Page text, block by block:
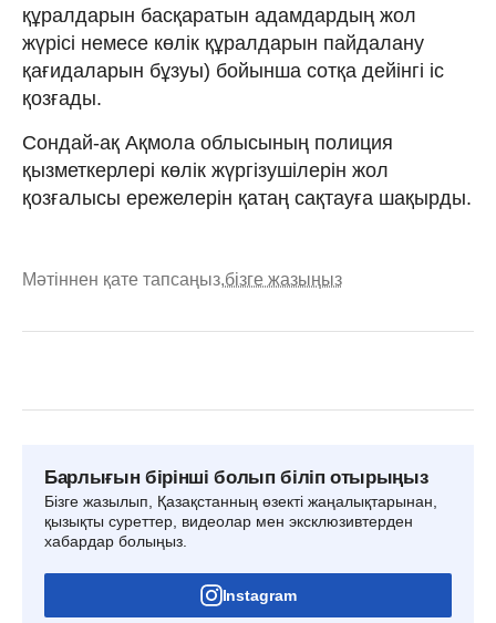
құралдарын басқаратын адамдардың жол
жүрісі немесе көлiк құралдарын пайдалану
қағидаларын бұзуы) бойынша сотқа дейінгі іс
қозғады.
Сондай-ақ Ақмола облысының полиция
қызметкерлері көлік жүргізушілерін жол
қозғалысы ережелерін қатаң сақтауға шақырды.
Мәтіннен қате тапсаңыз,бізге жазыңыз
Барлығын бірінші болып біліп отырыңыз
Бізге жазылып, Қазақстанның өзекті жаңалықтарынан,
қызықты суреттер, видеолар мен эксклюзивтерден
хабардар болыңыз.
Instagram